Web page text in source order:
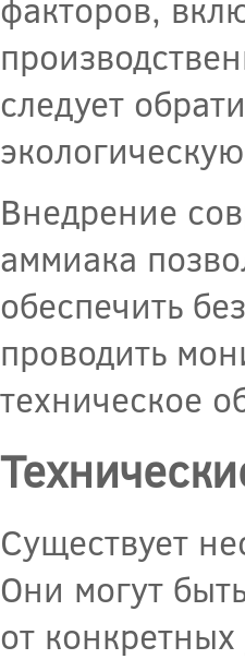
факторов,
следует
Внедрение
аммиака
обеспечить
проводить
техническое
Существует
Они могут
от